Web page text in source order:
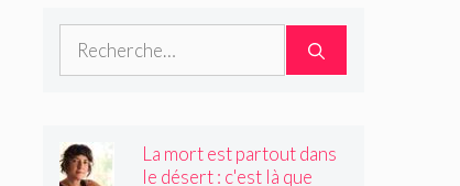
Rechercher :
La mort est partout dans
le désert : c'est là que